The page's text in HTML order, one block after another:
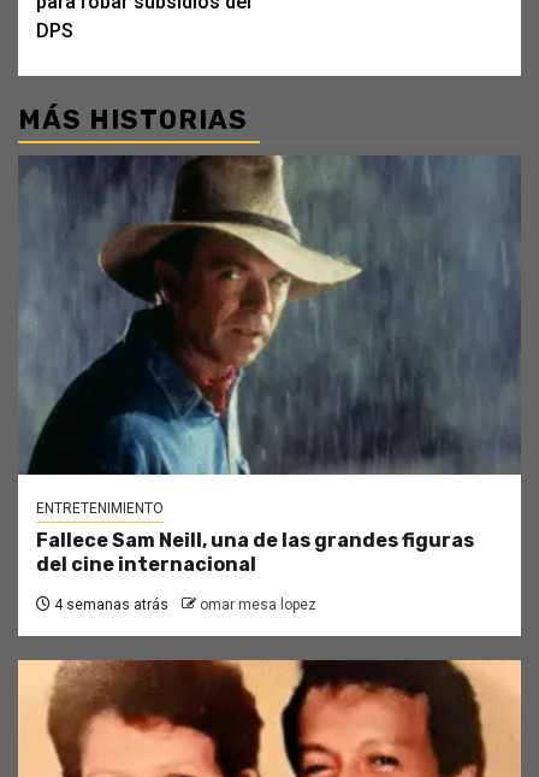
DPS
MÁS HISTORIAS
ENTRETENIMIENTO
Fallece Sam Neill, una de las grandes figuras
del cine internacional
4 semanas atrás omar mesa lopez